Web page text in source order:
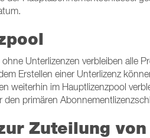
Unterlizenzen verbleiben alle
Erstellen einer Unterlizenz
weiterhin im Hauptlizenzpool
den primären
Zuteilung